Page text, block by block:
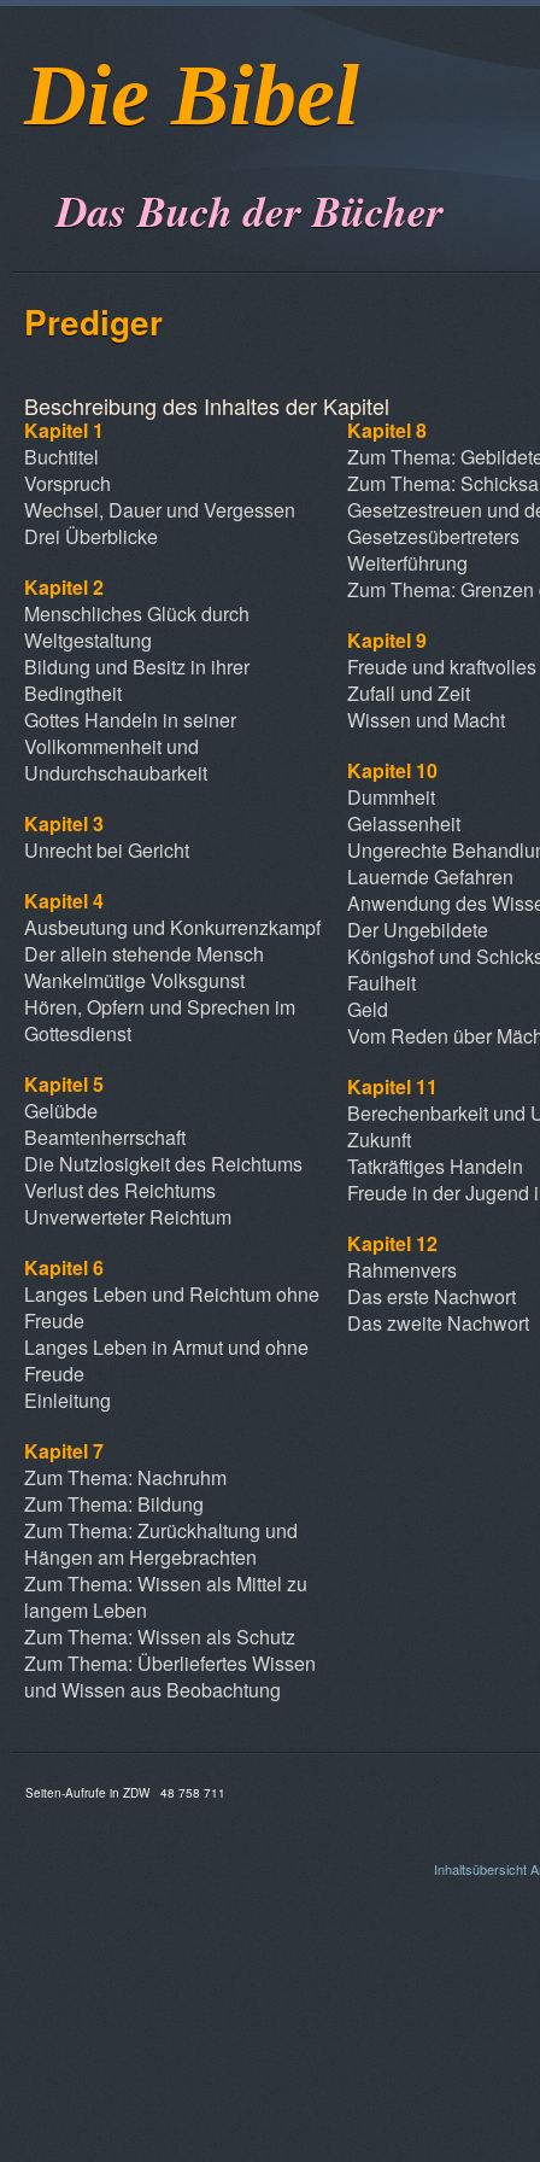
Die Bibel
Das Buch der Bücher
Prediger
Beschreibung des Inhaltes der Kapitel
Kapitel 1
Buchtitel
Vorspruch
Wechsel, Dauer und Vergessen
Drei Überblicke
Kapitel 2
Menschliches Glück durch
Weltgestaltung
Bildung und Besitz in ihrer
Bedingtheit
Gottes Handeln in seiner
Vollkommenheit und
Undurchschaubarkeit
Kapitel 3
Unrecht bei Gericht
Kapitel 4
Ausbeutung und Konkurrenzkampf
Der allein stehende Mensch
Wankelmütige Volksgunst
Hören, Opfern und Sprechen im
Gottesdienst
Kapitel 5
Gelübde
Beamtenherrschaft
Die Nutzlosigkeit des Reichtums
Verlust des Reichtums
Unverwerteter Reichtum
Kapitel 6
Langes Leben und Reichtum ohne
Freude
Langes Leben in Armut und ohne
Freude
Einleitung
Kapitel 7
Zum Thema: Nachruhm
Zum Thema: Bildung
Zum Thema: Zurückhaltung und
Hängen am Hergebrachten
Zum Thema: Wissen als Mittel zu
langem Leben
Zum Thema: Wissen als Schutz
Zum Thema: Überliefertes Wissen
und Wissen aus Beobachtung
Kapitel 8
Zum Thema:
Zum Thema:
Gesetzestreuen und
Gesetzesübertreters
Weiterführung
Zum Thema:
Kapitel 9
Freude und
Zufall und Zeit
Wissen und Macht
Kapitel 10
Dummheit
Gelassenheit
Ungerechte
Lauernde Gefahren
Anwendung des
Der Ungebildete
Königshof und
Faulheit
Geld
Vom Reden über
Kapitel 11
Berechenbarkeit und
Zukunft
Tatkräftiges Handeln
Freude in der Jugend
Kapitel 12
Rahmenvers
Das erste Nachwort
Das zweite Nachwort
Seiten-Aufrufe in ZDW 48 758 711
Inhaltsübersicht